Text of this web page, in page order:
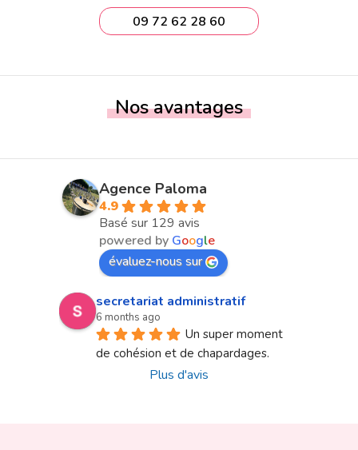
09 72 62 28 60
Nos avantages
Agence Paloma
4.9
Basé sur 129 avis
powered by Google
évaluez-nous sur
secretariat administratif
6 months ago
Un super moment
de cohésion et de chapardages.
Plus d'avis